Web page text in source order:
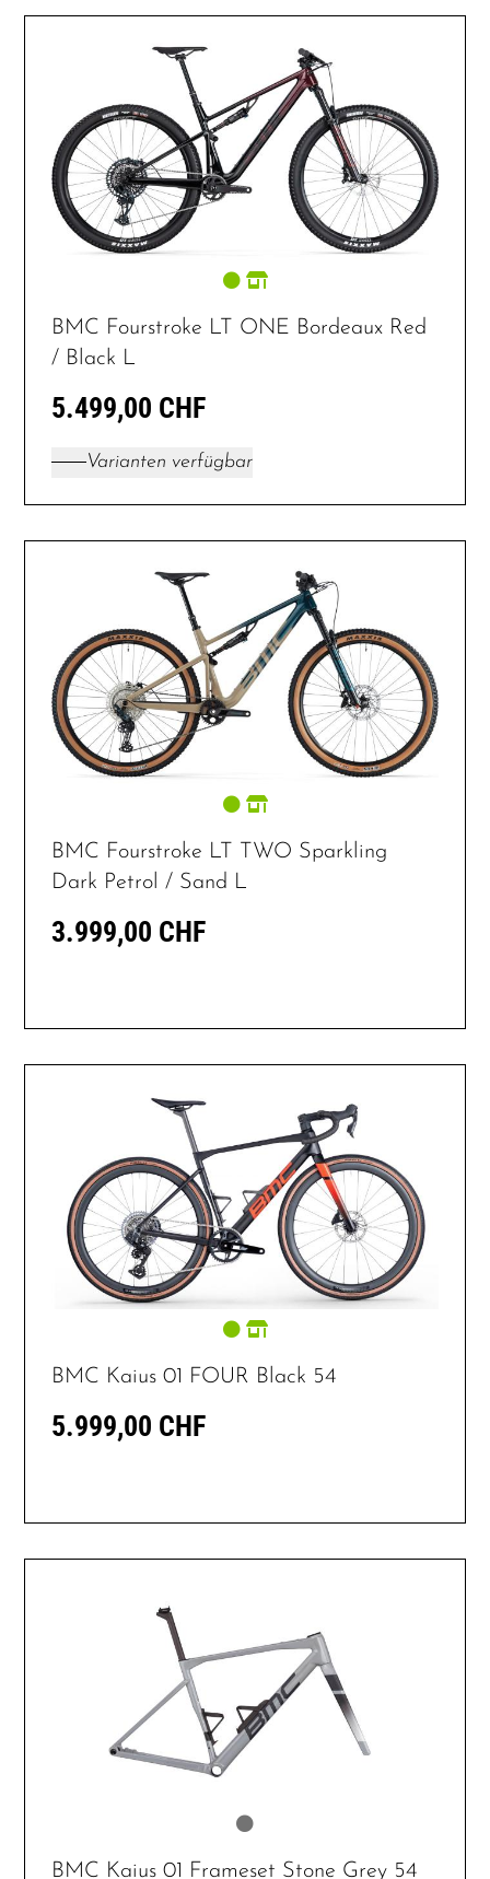
BMC Fourstroke LT ONE Bordeaux Red
/ Black L
5.499,00 CHF
Varianten verfügbar
BMC Fourstroke LT TWO Sparkling
Dark Petrol / Sand L
3.999,00 CHF
BMC Kaius 01 FOUR Black 54
5.999,00 CHF
BMC Kaius 01 Frameset Stone Grey 54